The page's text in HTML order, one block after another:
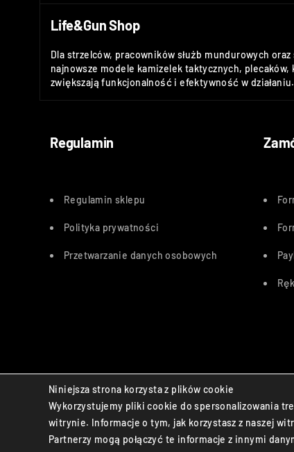
Life&Gun Shop
Dla strzelców, pracowników służb mundurowych
najnowsze modele kamizelek taktycznych,
zwiększają funkcjonalność i efektywność w działaniu.
Regulamin
Regulamin sklepu
Polityka prywatności
Przetwarzanie danych osobowych
Bezpieczne płatności:
© Life Aid sp. z o.o. All Rights Reserved.
Niniejsza strona korzysta z plików cookie
Wykorzystujemy pliki cookie do spersonalizowania
witrynie. Informacje o tym, jak korzystasz z naszej
Partnerzy mogą połączyć te informacje z innymi